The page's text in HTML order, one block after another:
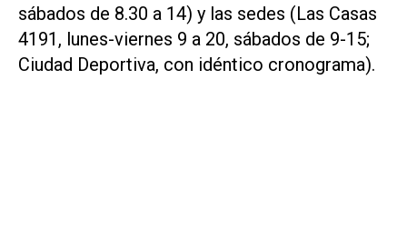
sábados de 8.30 a 14) y las sedes (Las Casas
4191, lunes-viernes 9 a 20, sábados de 9-15;
Ciudad Deportiva, con idéntico cronograma).